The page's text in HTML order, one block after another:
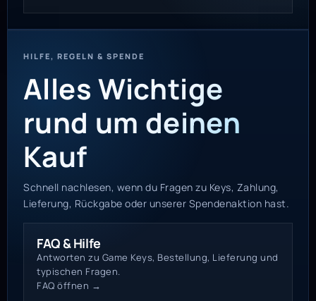
HILFE, REGELN & SPENDE
Alles Wichtige
rund um deinen
Kauf
Schnell nachlesen, wenn du Fragen zu Keys, Zahlung,
Lieferung, Rückgabe oder unserer Spendenaktion hast.
FAQ & Hilfe
Antworten zu Game Keys, Bestellung, Lieferung und
typischen Fragen.
FAQ öffnen →